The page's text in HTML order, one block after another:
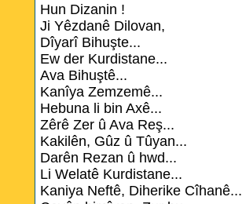
Hun Dizanin !
Ji Yêzdanê Dilovan,
Dîyarî Bihuşte...
Ew der Kurdistane...
Ava Bihuştê...
Kanîya Zemzemê...
Hebuna li bin Axê...
Zêrê Zer û Ava Reş...
Kakilên, Gûz û Tûyan...
Darên Rezan û hwd...
Li Welatê Kurdistane...
Kaniya Neftê, Diherike Cîhanê...